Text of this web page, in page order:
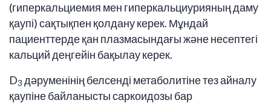
(гиперкальциемия мен гиперкальциурияның даму
қаупі) сақтықпен қолдану керек. Мұндай
пациенттерде қан плазмасындағы және несептегі
кальций деңгейін бақылау керек.
D3 дәруменінің белсенді метаболитіне тез айналу
қаупіне байланысты саркоидозы бар